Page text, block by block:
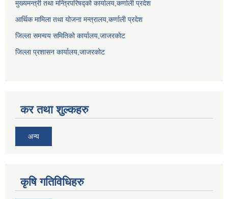
मुख्यमन्त्री तथा मन्त्रिपरिषद्को कार्यालय,कर्णाली प्रदेश
आर्थिक मामिला तथा योजना मन्त्रालय,कर्णाली प्रदेश
जिल्ला समन्वय समितिको कार्यालय,जाजरकाेट
जिल्ला प्रशासन कार्यालय,जाजरकोट
कर तथा शुल्कहरु
अन्य
कृषि गतिविधिहरु